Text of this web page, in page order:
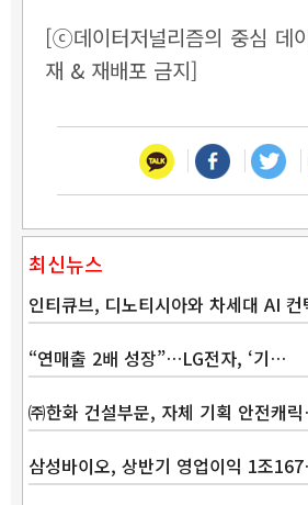
[ⓒ데이터저널리즘의 중심 데
재 & 재배포 금지]
최신뉴스
인티큐브, 디노티시아와 차세대 AI
“연매출 2배 성장”…LG전자, ‘기…
㈜한화 건설부문, 자체 기획 안전캐
삼성바이오, 상반기 영업이익 1조